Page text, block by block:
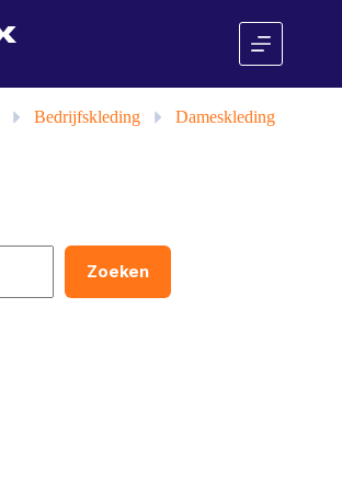
» Bedrijfskleding »
Dameskleding
Zoeken